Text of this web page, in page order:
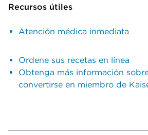
Recursos útiles
Atención médica inmediata
Ordene sus recetas en línea
Obtenga más información
convertirse en miembro de